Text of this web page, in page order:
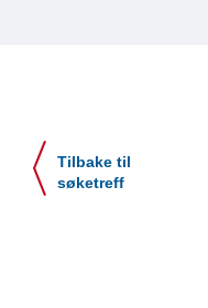
Tilbake til
søketreff